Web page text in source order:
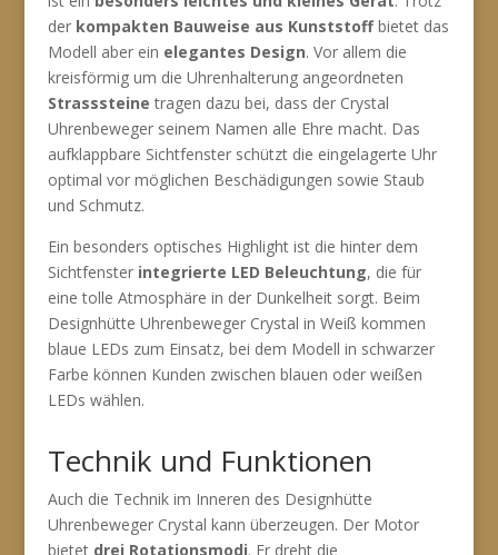
der kompakten Bauweise aus Kunststoffbietet das
Modell aber ein elegantes Design. Vor allem die
kreisförmig um die Uhrenhalterung angeordneten
Strasssteine tragen dazu bei, dass der Crystal
Uhrenbeweger seinem Namen alle Ehre macht. Das
aufklappbare Sichtfenster schützt die eingelagerte Uhr
optimal vor möglichen Beschädigungen sowie Staub
und Schmutz.
Ein besonders optisches Highlight ist die hinter dem
Sichtfenster integrierte LED Beleuchtung, die für
eine tolle Atmosphäre in der Dunkelheit sorgt. Beim
Designhütte Uhrenbeweger Crystal in Weiß kommen
blaue LEDs zum Einsatz, bei dem Modell in schwarzer
Farbe können Kunden zwischen blauen oder weißen
LEDs wählen.
Technik und Funktionen
Auch die Technik im Inneren des Designhütte
Uhrenbeweger Crystal kann überzeugen. Der Motor
bietet drei Rotationsmodi. Er dreht die